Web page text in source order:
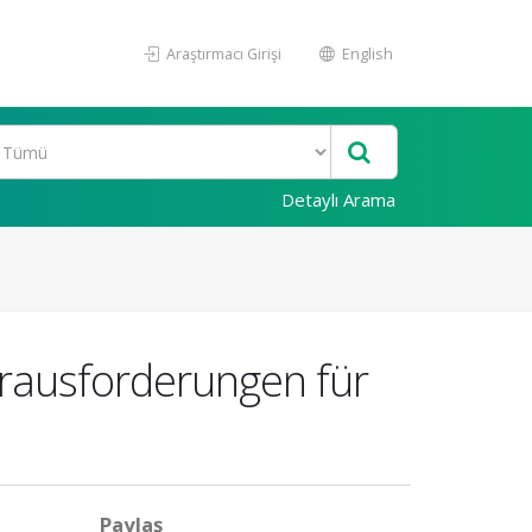
Araştırmacı Girişi English
Detaylı Arama
für
Paylaş